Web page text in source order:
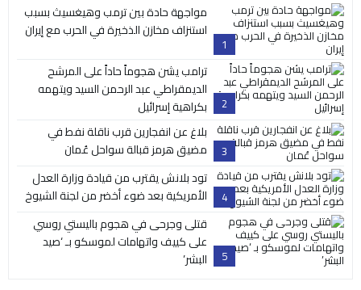
1
مواجهة حادة بين ترمب وهيغسيث بسبب
استنزاف مخازن الذخيرة في الحرب مع إيران
2
ترامب يشن هجوماً حاداً على المرشح
الديمقراطي عبد الرحمن السيد ويتهمه
بكراهية إسرائيل
3
بلاغ عن انفجارين قرب ناقلة نفط في
مضيق هرمز قبالة سواحل عُمان
4
تود بلانش يقترب من قيادة وزارة العدل
الأمريكية بعد ضوء أخضر من لجنة الشيوخ
5
قتلى وجرحى في هجوم باليستي روسي
على كييف واتهامات لموسكو بـ ‘صيد
البشر’